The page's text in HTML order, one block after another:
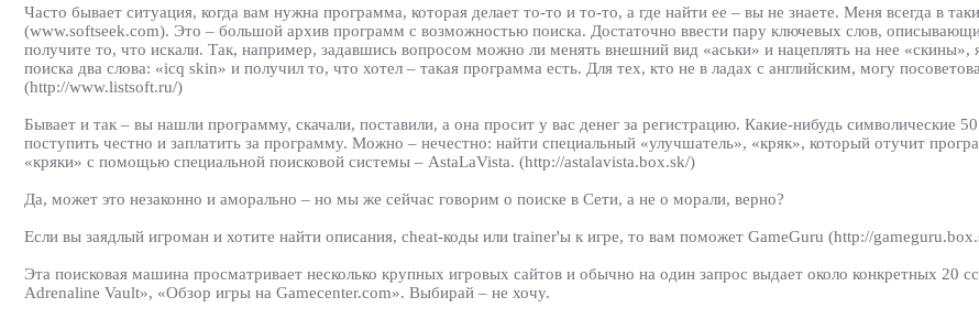
Часто бывает ситуация, когда вам нужна программа, которая делает то-то и то-то, а где найти ее – вы не знаете. Меня всегда в
(www.softseek.com). Это – большой архив программ с возможностью поиска. Достаточно ввести пару ключевых слов,
получите то, что искали. Так, например, задавшись вопросом можно ли менять внешний вид «аськи» и нацеплять на нее «скины»,
поиска два слова: «icq skin» и получил то, что хотел – такая программа есть. Для тех, кто не в ладах с английским, могу
(http://www.listsoft.ru/)
Бывает и так – вы нашли программу, скачали, поставили, а она просит у вас денег за регистрацию. Какие-нибудь символические
поступить честно и заплатить за программу. Можно – нечестно: найти специальный «улучшатель», «кряк», который отучит
«кряки» с помощью специальной поисковой системы – AstaLaVista. (http://astalavista.box.sk/)
Да, может это незаконно и аморально – но мы же сейчас говорим о поиске в Сети, а не о морали, верно?
Если вы заядлый игроман и хотите найти описания, cheat-коды или trainer'ы к игре, то вам поможет GameGuru (http://
Эта поисковая машина просматривает несколько крупных игровых сайтов и обычно на один запрос выдает около конкретных 20
Adrenaline Vault», «Обзор игры на Gamecenter.com». Выбирай – не хочу.